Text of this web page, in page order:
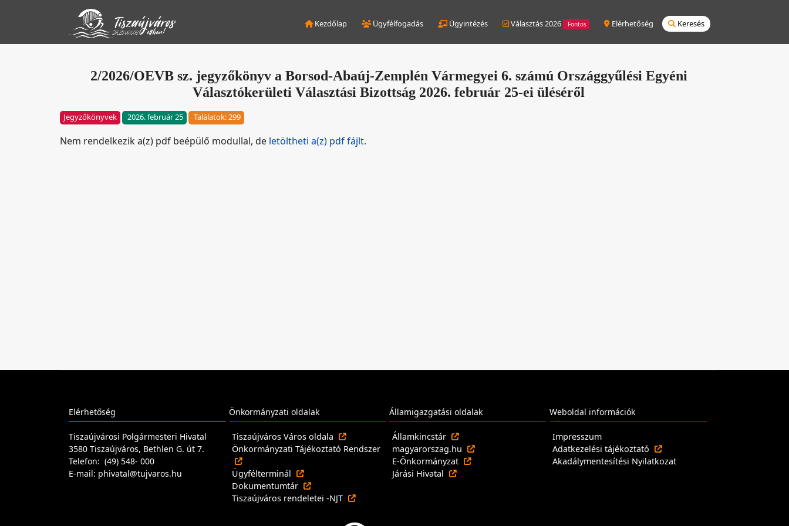
Kezdőlap Ügyfélfogadás Ügyintézés Választás 2026 Fontos Elérhetőség Keresés
2/2026/OEVB sz. jegyzőkönyv a Borsod-Abaúj-Zemplén Vármegyei 6. számú Országgyűlési Egyéni
Választókerületi Választási Bizottság 2026. február 25-ei üléséről
Jegyzőkönyvek 2026. február 25 Találatok: 299
Nem rendelkezik a(z) pdf beépülő modullal, de letöltheti a(z) pdf fájlt.
Elérhetőség
Tiszaújvárosi Polgármesteri Hivatal
3580 Tiszaújváros, Bethlen G. út 7.
Telefon: (49) 548- 000
E-mail: phivatal@tujvaros.hu
Önkormányzati oldalak
Tiszaújváros Város oldala
Önkormányzati Tájékoztató Rendszer
Ügyfélterminál
Dokumentumtár
Tiszaújváros rendeletei -NJT
Államigazgatási oldalak
Államkincstár
magyarorszag.hu
E-Önkormányzat
Járási Hivatal
Weboldal információk
Impresszum
Adatkezelési tájékoztató
Akadálymentesítési Nyilatkozat